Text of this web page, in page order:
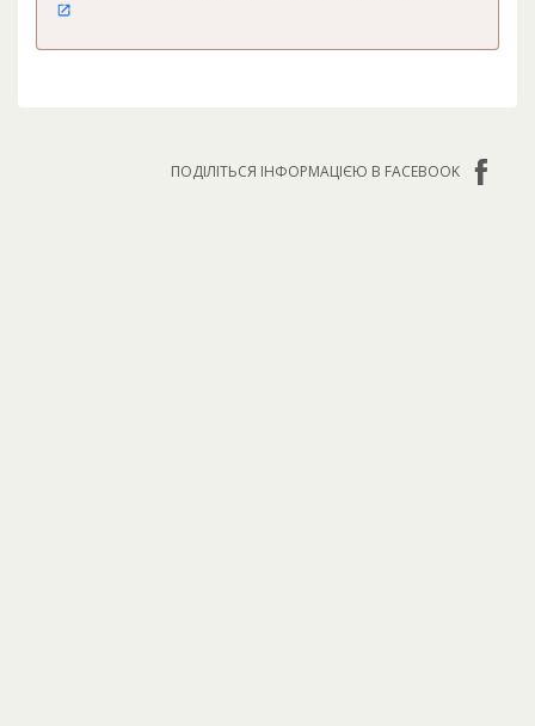
ПОДІЛІТЬСЯ ІНФОРМАЦІЄЮ В FACEBOOK